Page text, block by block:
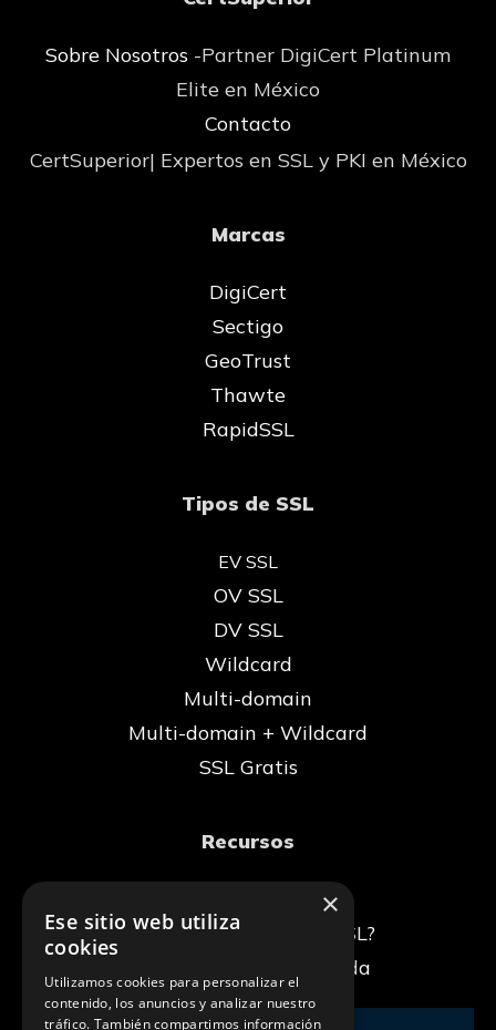
Sobre Nosotros -Partner DigiCert Platinum
Elite en México
Contacto
CertSuperior| Expertos en SSL y PKI en México
Marcas
DigiCert
Sectigo
GeoTrust
Thawte
RapidSSL
Tipos de SSL
EV SSL
OV SSL
DV SSL
Wildcard
Multi-domain
Multi-domain + Wildcard
SSL Gratis
Recursos
¿Qué es un certificado SSL?
La conexión no es privada
×
Ese sitio web utiliza
cookies
Utilizamos cookies para personalizar el
contenido, los anuncios y analizar nuestro
tráfico. También compartimos información